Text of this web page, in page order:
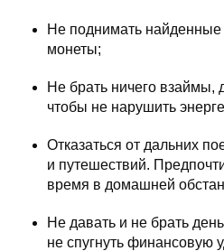
Не поднимать
монеты;
Не брать ничего взаймы,
чтобы не нарушить
Отказаться от дальних
и путешествий.
время в домашней
Не давать и не брать
не спугнуть финансовую